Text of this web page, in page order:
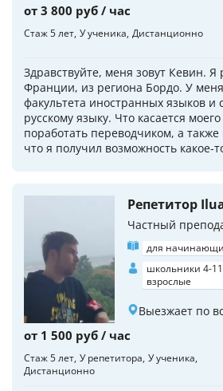
от 3 800 руб / час
Стаж 5 лет У ученика Дистанционно
Здравствуйте, меня зовут Кевин. Я
Франции, из региона Бордо. У
факультета иностранных языков и
русскому языку. Что касается
поработать переводчиком, а
что я получил возможность какое-
Репетитор
Частный
для
школьники 4-11
взрослые
Выезжает по
от 1 500 руб / час
Стаж 5 лет У репетитора У ученика
Дистанционно